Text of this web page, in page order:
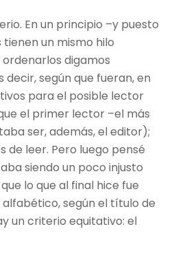
En un principio –y puesto
un mismo hilo
digamos
decir, según que fueran, en
para el posible lector
el primer lector –el más
ser, además, el editor);
de leer. Pero luego pensé
siendo un poco injusto
lo que al final hice fue
según el título de
un criterio equitativo: el